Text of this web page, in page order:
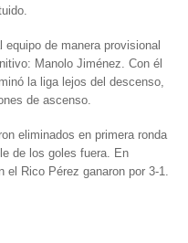
de manera provisional
Manolo Jiménez. Con él
la liga lejos del descenso,
de ascenso.
eliminados en primera ronda
de los goles fuera. En
Rico Pérez ganaron por 3-1.